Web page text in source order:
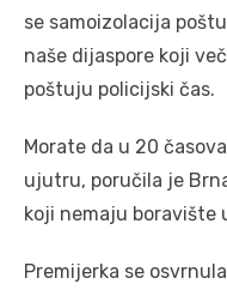
se samoizolacija
naše dijaspore koji
poštuju policijski čas.
Morate da u 20
ujutru, poručila je
koji nemaju boravište
Premijerka se